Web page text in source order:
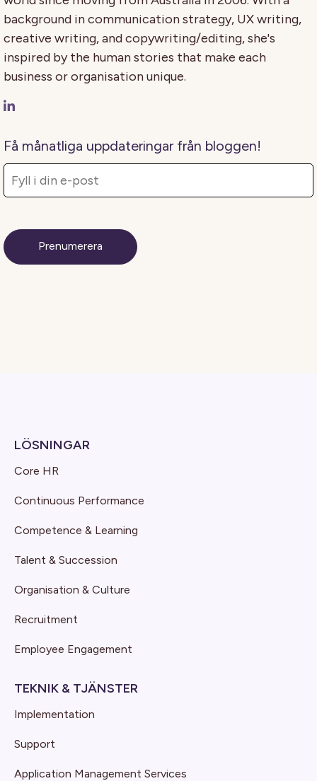
background in communication strategy, UX writing,
creative writing, and copywriting/editing, she's
inspired by the human stories that make each
business or organisation unique.
Få månatliga uppdateringar från bloggen!
LÖSNINGAR
Core HR
Continuous Performance
Competence & Learning
Talent & Succession
Organisation & Culture
Recruitment
Employee Engagement
TEKNIK & TJÄNSTER
Implementation
Support
Application Management Services